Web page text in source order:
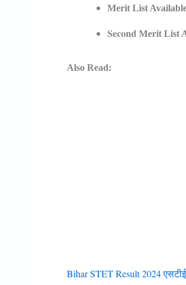
Merit List
Second Merit List
Also Read:
Bihar STET Result 2024